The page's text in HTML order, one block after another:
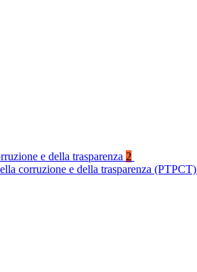
e della trasparenza 2
corruzione e della trasparenza (PTPCT)